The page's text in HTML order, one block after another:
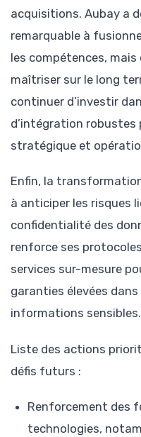
acquisitions. Aubay a
remarquable à
les compétences,
maîtriser sur le long
continuer d’investir
d’intégration robustes
stratégique et
Enfin, la
à anticiper les risques
confidentialité des
renforce ses
services sur-mesure
garanties élevées
informations sensibles.
Liste des actions
défis futurs :
Renforcement des
technologies,